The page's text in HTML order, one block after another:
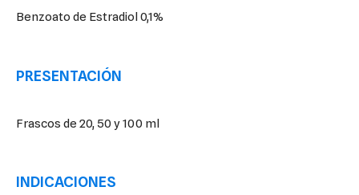
Benzoato de Estradiol 0,1%
PRESENTACIÓN
Frascos de 20, 50 y 100 ml
INDICACIONES